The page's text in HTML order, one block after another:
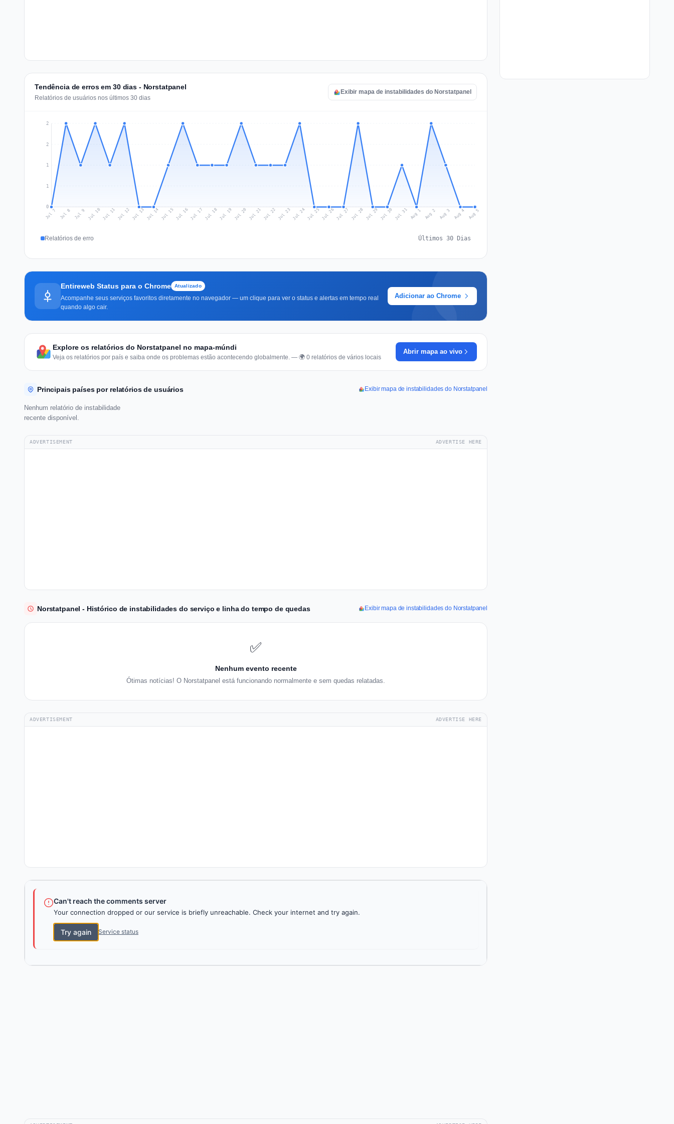
Tendência de erros em 30 dias - Norstatpanel
Relatórios de usuários nos últimos 30 dias
Exibir mapa de instabilidades do Norstatpanel
0
1
1
2
2
Jul 7 Jul 8 Jul 9 Jul 10 Jul 11 Jul 12 Jul 13 Jul 14 Jul 15 Jul 16Jul 17 Jul 18Jul 19 Jul 20 Jul 21 Jul 22 Jul 23 Jul 24Jul 25 Jul 26Jul 27 Jul 28 Jul 29 Jul 30 Jul 31 Aug 1 Aug 2 Aug 3 Aug 4 Aug 5
Relatórios de erro Últimos 30 Dias
Entireweb Status para o Chrome Atualizado
Acompanhe seus serviços favoritos diretamente no navegador — um clique para ver o status e alertas em tempo real
quando algo cair.
Adicionar ao Chrome
Explore os relatórios do Norstatpanel no mapa-múndi
Veja os relatórios por país e saiba onde os problemas estão acontecendo globalmente. — 🌍 0 relatórios de vários locais
Abrir mapa ao vivo
Principais países por relatórios de usuários Exibir mapa de instabilidades do Norstatpanel
Nenhum relatório de instabilidade
recente disponível.
ADVERTISEMENT ADVERTISE HERE
Norstatpanel - Histórico de instabilidades do serviço e linha do tempo de quedas Exibir mapa de instabilidades do Norstatpanel
✅
Nenhum evento recente
Ótimas notícias! O Norstatpanel está funcionando normalmente e sem quedas relatadas.
ADVERTISEMENT ADVERTISE HERE
Can't reach the comments server
Your connection dropped or our service is briefly unreachable. Check your internet and try again.
Try again Service status